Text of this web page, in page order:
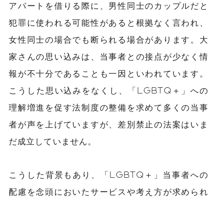
アパートを借りる際に、男性同士のカップルだと
犯罪に使われる可能性があると根拠なく言われ、
女性同士の場合でも断られる場合があります。大
家さんの思い込みは、当事者との接点が少なく情
報が不十分であることも一因といわれています。
こうした思い込みをなくし、「LGBTQ＋」への
理解増進を促す法制度の整備を求めて多くの当事
者が声を上げていますが、差別禁止の法案はいま
だ成立していません。
こうした背景もあり、「LGBTQ＋」当事者への
配慮を念頭においたサービスや考え方が求められ